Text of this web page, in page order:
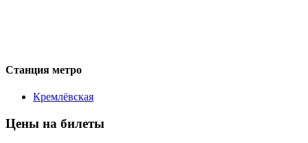
Станция метро
Кремлёвская
Цены на билеты